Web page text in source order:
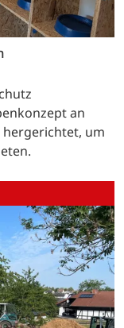
an
hergerichtet, um